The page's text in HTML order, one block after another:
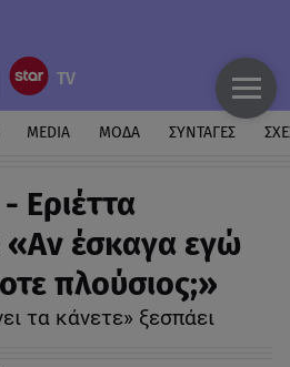
MEDIA ΜΟΔΑ ΣΥΝΤΑΓΕΣ
Εριέττα
έσκαγα εγώ
πλούσιος;»
τα κάνετε» ξεσπάει